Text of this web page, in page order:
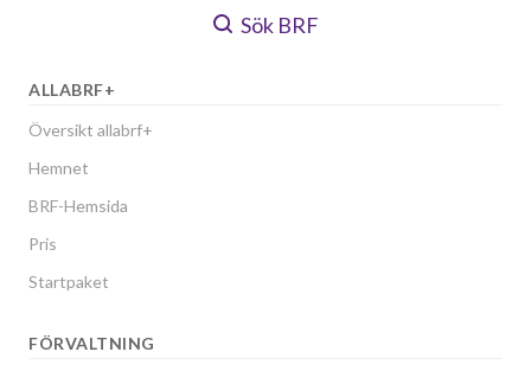
Sök BRF
ALLABRF+
Översikt allabrf+
Hemnet
BRF-Hemsida
Pris
Startpaket
FÖRVALTNING